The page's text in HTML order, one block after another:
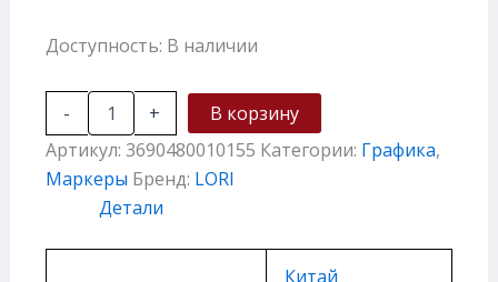
Доступность: В наличии
- +
В корзину
Артикул: 3690480010155 Категории: Графика,
Маркеры Бренд: LORI
Детали
Китай